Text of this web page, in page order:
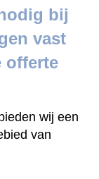
bij
vast
offerte
wij een
van